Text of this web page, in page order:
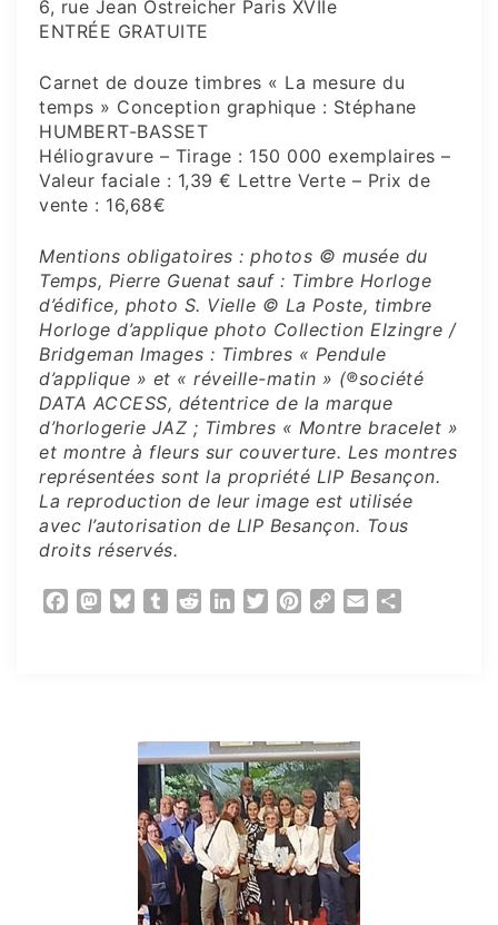
6, rue Jean Ostreicher Paris XVIIe
ENTRÉE GRATUITE
Carnet de douze timbres « La mesure du
temps » Conception graphique : Stéphane
HUMBERT-BASSET
Héliogravure – Tirage : 150 000 exemplaires –
Valeur faciale : 1,39 € Lettre Verte – Prix de
vente : 16,68€
Mentions obligatoires : photos © musée du
Temps, Pierre Guenat sauf : Timbre Horloge
d’édifice, photo S. Vielle © La Poste, timbre
Horloge d’applique photo Collection Elzingre /
Bridgeman Images : Timbres « Pendule
d’applique » et « réveille-matin » (®société
DATA ACCESS, détentrice de la marque
d’horlogerie JAZ ; Timbres « Montre bracelet »
et montre à fleurs sur couverture. Les montres
représentées sont la propriété LIP Besançon.
La reproduction de leur image est utilisée
avec l’autorisation de LIP Besançon. Tous
droits réservés.
Facebook
Mastodon
BlueskyTumblrRedditLinkedInTwitterPinterest
CopyEmail